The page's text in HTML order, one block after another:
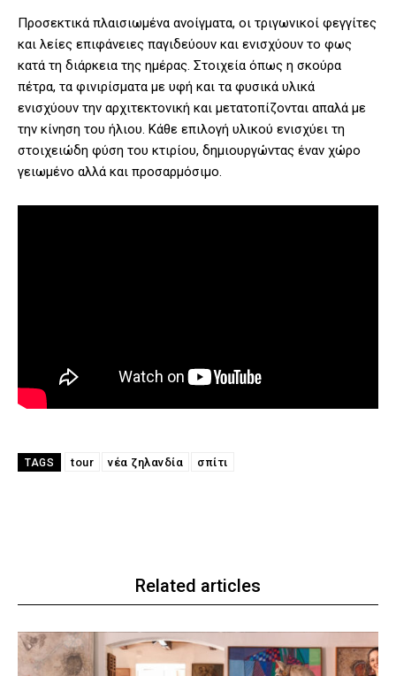
Προσεκτικά πλαισιωμένα ανοίγματα, οι τριγωνικοί φεγγίτες
και λείες επιφάνειες παγιδεύουν και ενισχύουν το φως
κατά τη διάρκεια της ημέρας. Στοιχεία όπως η σκούρα
πέτρα, τα φινιρίσματα με υφή και τα φυσικά υλικά
ενισχύουν την αρχιτεκτονική και μετατοπίζονται απαλά με
την κίνηση του ήλιου. Κάθε επιλογή υλικού ενισχύει τη
στοιχειώδη φύση του κτιρίου, δημιουργώντας έναν χώρο
γειωμένο αλλά και προσαρμόσιμο.
TAGS tour νέα ζηλανδία σπίτι
Related articles